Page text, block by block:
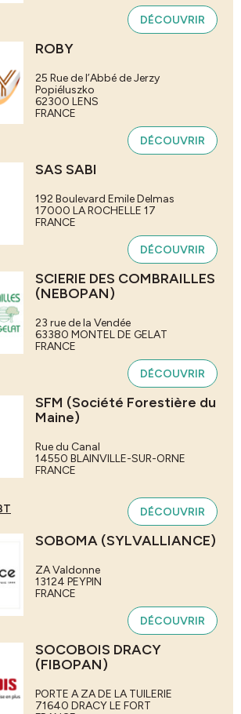
DÉCOUVRIR
ROBY
25 Rue de l’Abbé de Jerzy
Popiéluszko
62300 LENS
FRANCE
DÉCOUVRIR
SAS SABI
192 Boulevard Emile Delmas
17000 LA ROCHELLE 17
FRANCE
DÉCOUVRIR
SCIERIE DES COMBRAILLES
(NEBOPAN)
23 rue de la Vendée
63380 MONTEL DE GELAT
FRANCE
DÉCOUVRIR
SFM (Société Forestière du
Maine)
Rue du Canal
14550 BLAINVILLE-SUR-ORNE
FRANCE
DÉCOUVRIR
SOBOMA (SYLVALLIANCE)
ZA Valdonne
13124 PEYPIN
FRANCE
DÉCOUVRIR
SOCOBOIS DRACY
(FIBOPAN)
PORTE A ZA DE LA TUILERIE
71640 DRACY LE FORT